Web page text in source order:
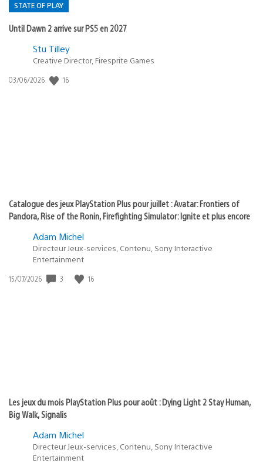
STATE OF PLAY
Until Dawn 2 arrive sur PS5 en 2027
Postée
:
Stu Tilley
Creative Director, Firesprite Games
Date
03/06/2026 16
Catalogue des jeux PlayStation Plus pour juillet : Avatar: Frontiers of
Pandora, Rise of the Ronin, Firefighting Simulator: Ignite et plus encore
Adam Michel
Directeur Jeux-services, Contenu, Sony Interactive
Entertainment
Date
15/07/2026 3 16
Les jeux du mois PlayStation Plus pour août : Dying Light 2 Stay Human,
Big Walk, Signalis
Adam Michel
Directeur Jeux-services, Contenu, Sony Interactive
Entertainment